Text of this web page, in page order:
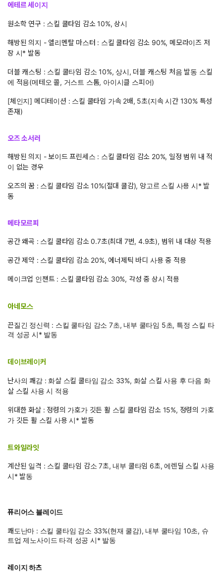
에테르 세이지
원소학 연구 : 스킬 쿨타임 감소 10%, 상시
해방된 의지 - 엘리멘탈 마스터 : 스킬 쿨타임 감소 90%, 메모라이즈 저
장 시* 발동
더블 캐스팅 : 스킬 쿨타임 감소 10%, 상시, 더블 캐스팅 처음 발동 스킬
에 적용(메테오 콜, 거스트 스톰, 아이시클 스피어)
[체인지] 메디테이션 : 스킬 쿨타임 가속 2배, 5초(지속 시간 130% 특성
존재)
오즈 소서러
해방된 의지 - 보이드 프린세스 : 스킬 쿨타임 감소 20%, 일정 범위 내 적
이 없는 경우
오즈의 꿈 : 스킬 쿨타임 감소 10%(절대 쿨감), 앙고르 스킬 사용 시* 발
동
메타모르피
공간 왜곡 : 스킬 쿨타임 감소 0.7초(최대 7번, 4.9초), 범위 내 대상 적용
공간 제약 : 스킬 쿨타임 감소 20%, 에너제틱 바디 사용 중 적용
메이크업 인챈트 : 스킬 쿨타임 감소 30%, 각성 중 상시 적용
아네모스
끈질긴 정신력 : 스킬 쿨타임 감소 7초, 내부 쿨타임 5초, 특정 스킬 타
격 성공 시* 발동
데이브레이커
난사의 쾌감 : 화살 스킬 쿨타임 감소 33%, 화살 스킬 사용 후 다음 화
살 스킬 사용 시 적용
위대한 화살 : 정령의 가호가 깃든 활 스킬 쿨타임 감소 15%, 정령의 가호
가 깃든 활 스킬 사용 시* 발동
트와일라잇
계산된 일격 : 스킬 쿨타임 감소 7초, 내부 쿨타임 6초, 에렌딜 스킬 사용
시* 발동
퓨리어스 블레이드
쾌도난마 : 스킬 쿨타임 감소 33%(현재 쿨감), 내부 쿨타임 10초, 슈
트업 제노사이드 타격 성공 시* 발동
레이지 하츠